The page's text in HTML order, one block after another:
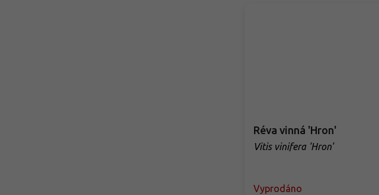
Réva vinná 'Hron'
Vitis vinifera 'Hron'
Vyprodáno